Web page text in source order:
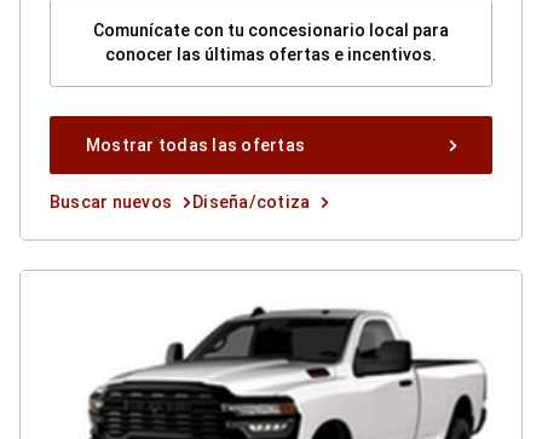
Comunícate con tu concesionario local para
conocer las últimas ofertas e incentivos.
Mostrar
ofertas
Mostrar todas las ofertas
Buscar
Buscar nuevos
Diseña/cotiza
Diseña/cotiza